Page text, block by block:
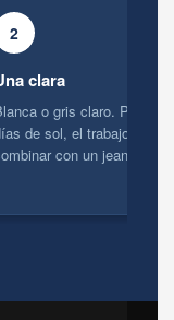
2
clara
o gris claro. Para los
de sol, el trabajo o
con un jean